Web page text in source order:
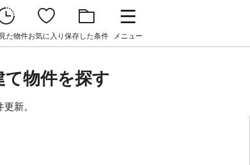
た物件お気に入り 保存した条件 メニュー
物件を探す
新。